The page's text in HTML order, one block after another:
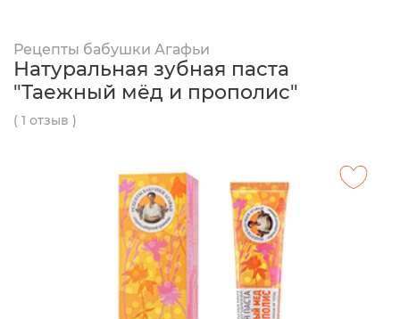
Рецепты бабушки Агафьи
Натуральная зубная паста
"Таежный мёд и прополис"
( 1 отзыв )